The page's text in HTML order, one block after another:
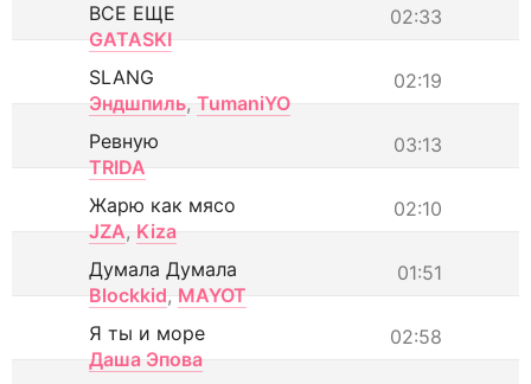
02:33
ВСЕ ЕЩЕ
GATASKI
02:19
SLANG
Эндшпиль, TumaniYO
03:13
Ревную
TRIDA
02:10
Жарю как мясо
JZA, Kiza
01:51
Думала Думала
Blockkid, MAYOT
02:58
Я ты и море
Даша Эпова